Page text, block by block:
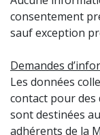
consentement
sauf exception
Demandes
Les données
contact pour des
sont destinées
adhérents de la